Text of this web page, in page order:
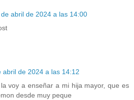
de abril de 2024 a las 14:00
abril de 2024 a las 14:12
voy a enseñar a mi hija mayor, que es
desde muy peque